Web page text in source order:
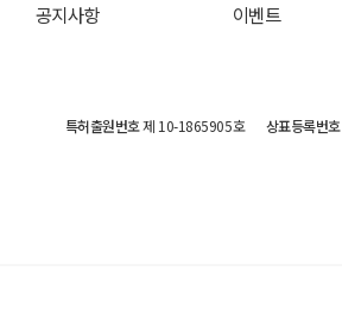
공지사항 이벤트
특허출원번호제 10-1865905호 상표등록번호